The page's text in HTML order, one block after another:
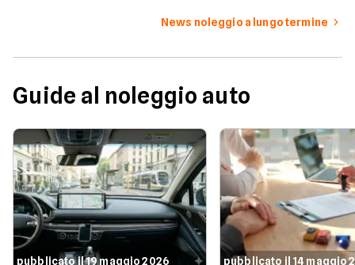
News noleggio a lungo termine
Guide al noleggio auto
pubblicato il 19 maggio 2026 pubblicato il 14 maggio